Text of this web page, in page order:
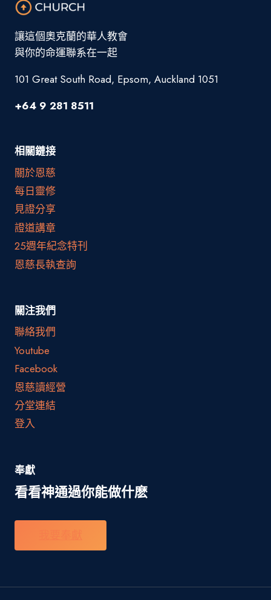
讓這個奧克蘭的華人教會
與你的命運聯系在一起
101 Great South Road, Epsom, Auckland 1051
+64 9 281 8511
相關鏈接
關於恩慈
每日靈修
見證分享
證道講章
25週年紀念特刊
恩慈長執查詢
關注我們
聯絡我們
Youtube
Facebook
恩慈讀經營
分堂連結
登入
奉獻
看看神通過你能做什麽